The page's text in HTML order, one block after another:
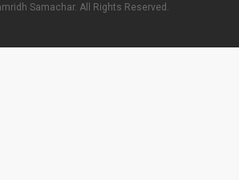
Samachar. All Rights Reserved.